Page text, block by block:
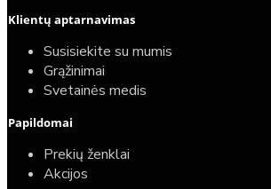
Klientų aptarnavimas
Susisiekite su mumis
Grąžinimai
Svetainės medis
Papildomai
Prekių ženklai
Akcijos